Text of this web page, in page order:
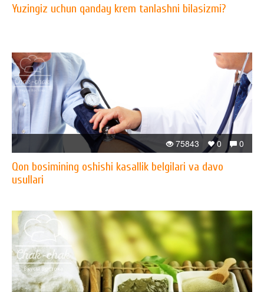
Yuzingiz uchun qanday krem tanlashni bilasizmi?
0
0
75843
Qon bosimining oshishi kasallik belgilari va davo
usullari